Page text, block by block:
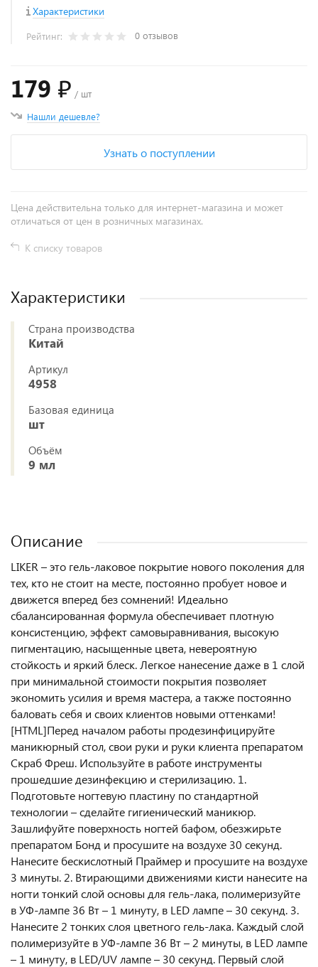
Характеристики
Рейтинг: 0 отзывов
179 ₽ / шт
Нашли дешевле?
Узнать о поступлении
Цена действительна только для интернет-магазина и может
отличаться от цен в розничных магазинах.
К списку товаров
Характеристики
Страна производства
Китай
Артикул
4958
Базовая единица
шт
Объём
9 мл
Описание
LIKER – это гель-лаковое покрытие нового поколения для
тех, кто не стоит на месте, постоянно пробует новое и
движется вперед без сомнений! Идеально
сбалансированная формула обеспечивает плотную
консистенцию, эффект самовыравнивания, высокую
пигментацию, насыщенные цвета, невероятную
стойкость и яркий блеск. Легкое нанесение даже в 1 слой
при минимальной стоимости покрытия позволяет
экономить усилия и время мастера, а также постоянно
баловать себя и своих клиентов новыми оттенками!
[HTML]Перед началом работы продезинфицируйте
маникюрный стол, свои руки и руки клиента препаратом
Скраб Фреш. Используйте в работе инструменты
прошедшие дезинфекцию и стерилизацию. 1.
Подготовьте ногтевую пластину по стандартной
технологии – сделайте гигиенический маникюр.
Зашлифуйте поверхность ногтей бафом, обезжирьте
препаратом Бонд и просушите на воздухе 30 секунд.
Нанесите бескислотный Праймер и просушите на воздухе
3 минуты. 2. Втирающими движениями кисти нанесите на
ногти тонкий слой основы для гель-лака, полимеризуйте
в УФ-лампе 36 Вт – 1 минуту, в LED лампе – 30 секунд. 3.
Нанесите 2 тонких слоя цветного гель-лака. Каждый слой
полимеризуйте в УФ-лампе 36 Вт – 2 минуты, в LED лампе
– 1 минуту, в LED/UV лампе – 30 секунд. Первый слой